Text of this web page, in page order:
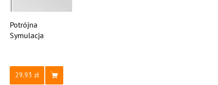
Potrójna
Symulacja
29.93